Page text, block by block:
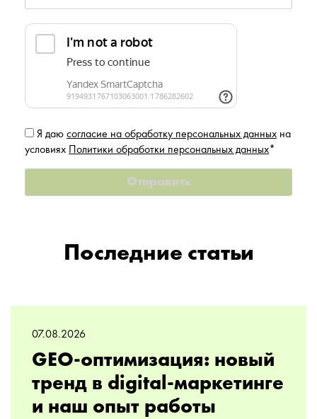
Я даю согласие на обработку персональных данных на
условиях Политики обработки персональных данных*
Последние статьи
07.08.2026
GEO-оптимизация: новый
тренд в digital-маркетинге
и наш опыт работы